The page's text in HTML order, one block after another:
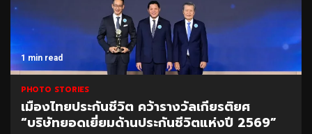
1 min read
PHOTO STORIES
เมืองไทยประกันชีวิต คว้ารางวัลเกียรติยศ
“บริษัทยอดเยี่ยมด้านประกันชีวิตแห่งปี 2569”